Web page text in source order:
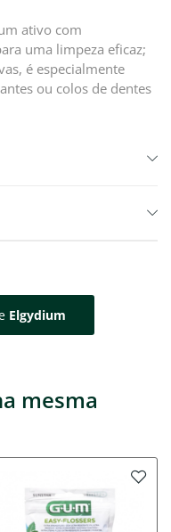
ativo com
uma limpeza eficaz;
é especialmente
ou colos de dentes
Elgydium
mesma